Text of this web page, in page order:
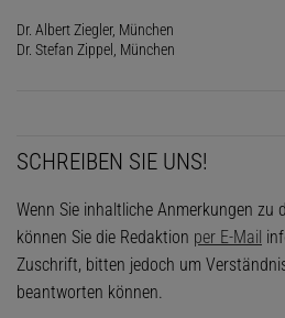
Dr. Albert Ziegler, München
Dr. Stefan Zippel, München
SCHREIBEN SIE UNS!
Wenn Sie inhaltliche Anmerkungen zu
können Sie die Redaktion per E-Mail
Zuschrift, bitten jedoch um
beantworten können.